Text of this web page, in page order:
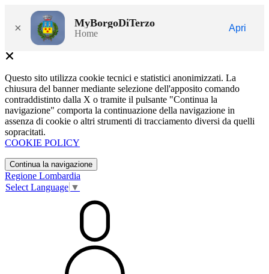
× MyBorgoDiTerzo
Home
Apri
Questo sito utilizza cookie tecnici e statistici anonimizzati. La
chiusura del banner mediante selezione dell'apposito comando
contraddistinto dalla X o tramite il pulsante "Continua la
navigazione" comporta la continuazione della navigazione in
assenza di cookie o altri strumenti di tracciamento diversi da quelli
sopracitati.
COOKIE POLICY
Continua la navigazione
Regione Lombardia
Select Language ▼